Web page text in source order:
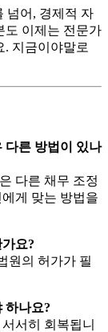
넘어, 경제적 자
도 이제는 전문가
. 지금이야말로
다른 방법이 있나
다른 채무 조정
게 맞는 방법을
요?
원의 허가가 필
하나요?
서히 회복됩니